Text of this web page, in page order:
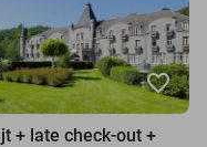
favorite_border
+ late check-out +